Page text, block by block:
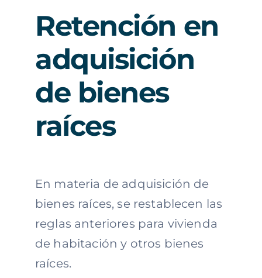
Retención en
adquisición
de bienes
raíces
En materia de adquisición de
bienes raíces, se restablecen las
reglas anteriores para vivienda
de habitación y otros bienes
raíces.